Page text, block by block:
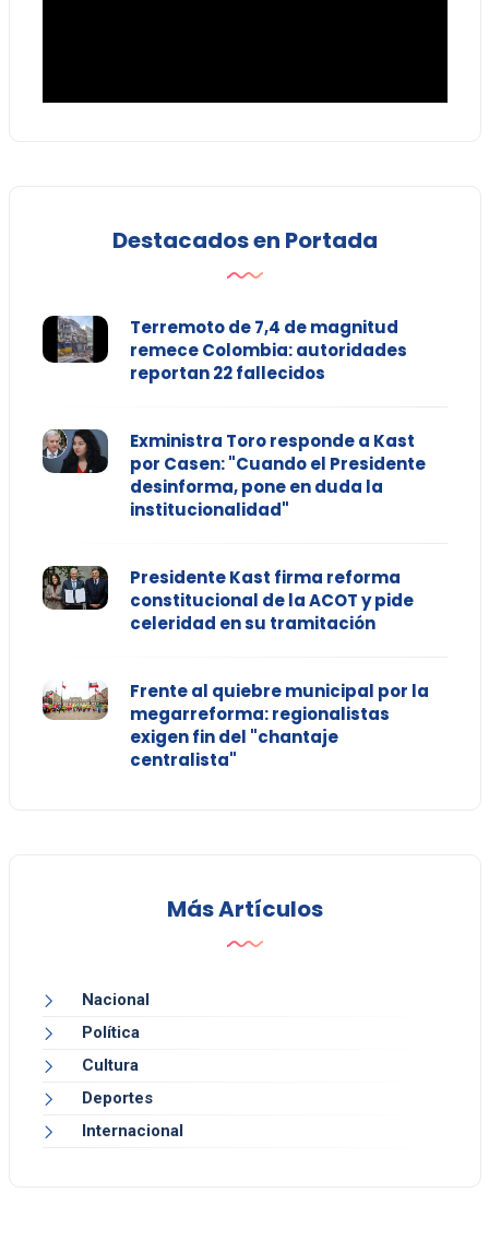
Destacados en Portada
Terremoto de 7,4 de magnitud
remece Colombia: autoridades
reportan 22 fallecidos
Exministra Toro responde a Kast
por Casen: "Cuando el Presidente
desinforma, pone en duda la
institucionalidad"
Presidente Kast firma reforma
constitucional de la ACOT y pide
celeridad en su tramitación
Frente al quiebre municipal por la
megarreforma: regionalistas
exigen fin del "chantaje
centralista"
Más Artículos
Nacional
Política
Cultura
Deportes
Internacional